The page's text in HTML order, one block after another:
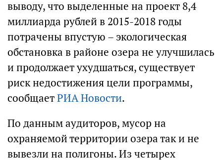
выводу, что выделенные на проект 8,4
миллиарда рублей в 2015-2018 годы
потрачены впустую – экологическая
обстановка в районе озера не улучшилась
и продолжает ухудшаться, существует
риск недостижения цели программы,
сообщаетРИА Новости.
По данным аудиторов, мусор на
охраняемой территории озера так и не
вывезли на полигоны. Из четырех